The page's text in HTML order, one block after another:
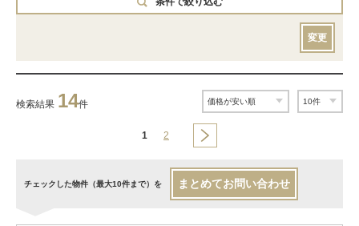
変更
検索結果 14件
1 2
チェックした物件（最大10件まで）を まとめてお問い合わせ